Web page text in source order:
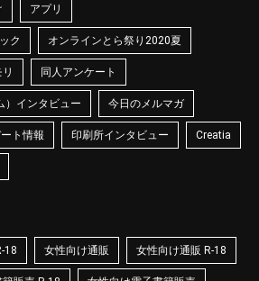
アプリ
ク オンラインとら祭り2020夏
同人アンケート
）インタビュー 今日のメルマガ
ト情報 印刷所インタビュー Creatia
18 女性向け通販 女性向け通販 R-18